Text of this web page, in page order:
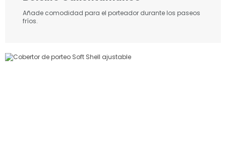
Añade comodidad para el porteador durante los paseos
fríos.